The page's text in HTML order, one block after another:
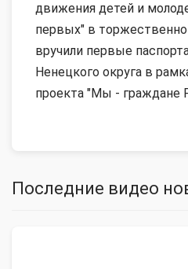
движения детей и
первых" в
вручили первые
Ненецкого округа в
проекта "Мы - граждане
Последние видео